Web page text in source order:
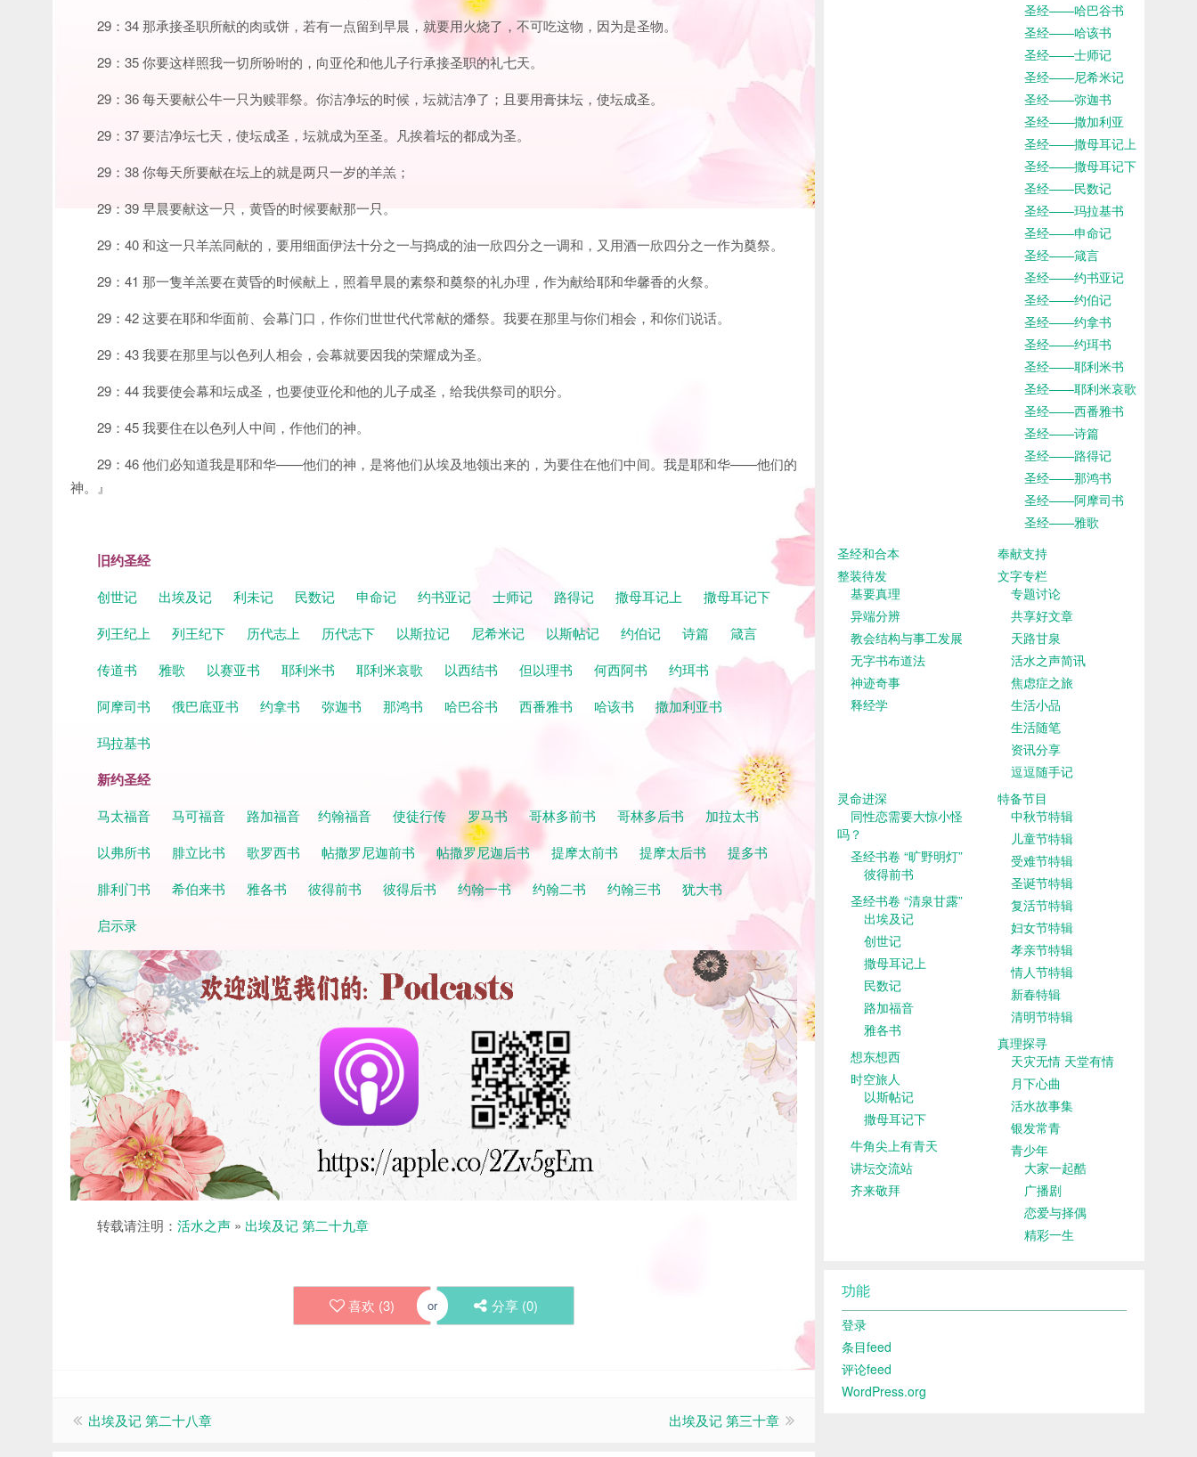
29：34 那承接圣职所献的肉或饼，若有一点留到早晨，就要用火烧了，不可吃这物，因为是圣物。
29：35 你要这样照我一切所吩咐的，向亚伦和他儿子行承接圣职的礼七天。
29：36 每天要献公牛一只为赎罪祭。你洁净坛的时候，坛就洁净了；且要用膏抹坛，使坛成圣。
29：37 要洁净坛七天，使坛成圣，坛就成为至圣。凡挨着坛的都成为圣。
29：38 你每天所要献在坛上的就是两只一岁的羊羔；
29：39 早晨要献这一只，黄昏的时候要献那一只。
29：40 和这一只羊羔同献的，要用细面伊法十分之一与捣成的油一欣四分之一调和，又用酒一欣四分之一作为奠祭。
29：41 那一隻羊羔要在黄昏的时候献上，照着早晨的素祭和奠祭的礼办理，作为献给耶和华馨香的火祭。
29：42 这要在耶和华面前、会幕门口，作你们世世代代常献的燔祭。我要在那里与你们相会，和你们说话。
29：43 我要在那里与以色列人相会，会幕就要因我的荣耀成为圣。
29：44 我要使会幕和坛成圣，也要使亚伦和他的儿子成圣，给我供祭司的职分。
29：45 我要住在以色列人中间，作他们的神。
29：46 他们必知道我是耶和华——他们的神，是将他们从埃及地领出来的，为要住在他们中间。我是耶和华——他们的
神。』
旧约圣经
创世记 出埃及记 利未记 民数记 申命记 约书亚记 士师记 路得记 撒母耳记上
撒母耳记下
列王纪上
列王纪下 历代志上 历代志下 以斯拉记 尼希米记 以斯帖记 约伯记 诗篇
箴言
传道书
雅歌 以赛亚书 耶利米书 耶利米哀歌 以西结书 但以理书 何西阿书
约珥书
阿摩司书
俄巴底亚书 约拿书 弥迦书 那鸿书 哈巴谷书 西番雅书 哈该书
撒加利亚书
玛拉基书
新约圣经
马太福音 马可福音 路加福音 约翰福音 使徒行传 罗马书 哥林多前书 哥林多后书
加拉太书
以弗所书
腓立比书 歌罗西书 帖撒罗尼迦前书 帖撒罗尼迦后书 提摩太前书 提摩太后书
提多书
腓利门书
希伯来书 雅各书 彼得前书 彼得后书 约翰一书 约翰二书 约翰三书
犹大书
启示录
转载请注明： 活水之声 » 出埃及记 第二十九章
喜欢 (3) or 分享 (0)
出埃及记 第二十八章 出埃及记 第三十章
圣经——哈巴谷书
圣经——哈该书
圣经——士师记
圣经——尼希米记
圣经——弥迦书
圣经——撒加利亚
圣经——撒母耳记上
圣经——撒母耳记下
圣经——民数记
圣经——玛拉基书
圣经——申命记
圣经——箴言
圣经——约书亚记
圣经——约伯记
圣经——约拿书
圣经——约珥书
圣经——耶利米书
圣经——耶利米哀歌
圣经——西番雅书
圣经——诗篇
圣经——路得记
圣经——那鸿书
圣经——阿摩司书
圣经——雅歌
圣经和合本
奉献支持
整装待发
基要真理
异端分辨
教会结构与事工发展
无字书布道法
神迹奇事
释经学
文字专栏
专题讨论
共享好文章
天路甘泉
活水之声简讯
焦虑症之旅
生活小品
生活随笔
资讯分享
逗逗随手记
灵命进深
同性恋需要大惊小怪
吗？
圣经书卷 “旷野明灯”
彼得前书
圣经书卷 “清泉甘露”
出埃及记
创世记
撒母耳记上
民数记
路加福音
雅各书
想东想西
时空旅人
以斯帖记
撒母耳记下
牛角尖上有青天
讲坛交流站
齐来敬拜
特备节目
中秋节特辑
儿童节特辑
受难节特辑
圣诞节特辑
复活节特辑
妇女节特辑
孝亲节特辑
情人节特辑
新春特辑
清明节特辑
真理探寻
天灾无情 天堂有情
月下心曲
活水故事集
银发常青
青少年
大家一起酷
广播剧
恋爱与择偶
精彩一生
功能
登录
条目feed
评论feed
WordPress.org